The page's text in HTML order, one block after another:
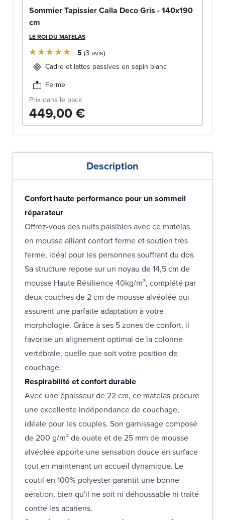
Sommier Tapissier Calla Deco Gris - 140x190
cm
LE ROI DU MATELAS
5 3 avis
Cadre et lattes passives en sapin blanc
Ferme
Prix dans le pack
449,00 €
Description
Confort haute performance pour un sommeil
réparateur
Offrez-vous des nuits paisibles avec ce matelas
en mousse alliant confort ferme et soutien très
ferme, idéal pour les personnes souffrant du dos.
Sa structure repose sur un noyau de 14,5 cm de
mousse Haute Résilience 40kg/m³, complété par
deux couches de 2 cm de mousse alvéolée qui
assurent une parfaite adaptation à votre
morphologie. Grâce à ses 5 zones de confort, il
favorise un alignement optimal de la colonne
vertébrale, quelle que soit votre position de
couchage.
Respirabilité et confort durable
Avec une épaisseur de 22 cm, ce matelas procure
une excellente indépendance de couchage,
idéale pour les couples. Son garnissage composé
de 200 g/m² de ouate et de 25 mm de mousse
alvéolée apporte une sensation douce en surface
tout en maintenant un accueil dynamique. Le
coutil en 100% polyester garantit une bonne
aération, bien qu'il ne soit ni déhoussable ni traité
contre les acariens.